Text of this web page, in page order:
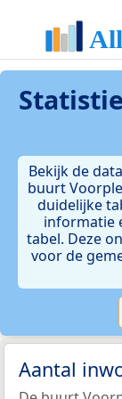
Bekijk de
buurt
duidelijke
informatie
tabel. Deze
voor de
Aantal